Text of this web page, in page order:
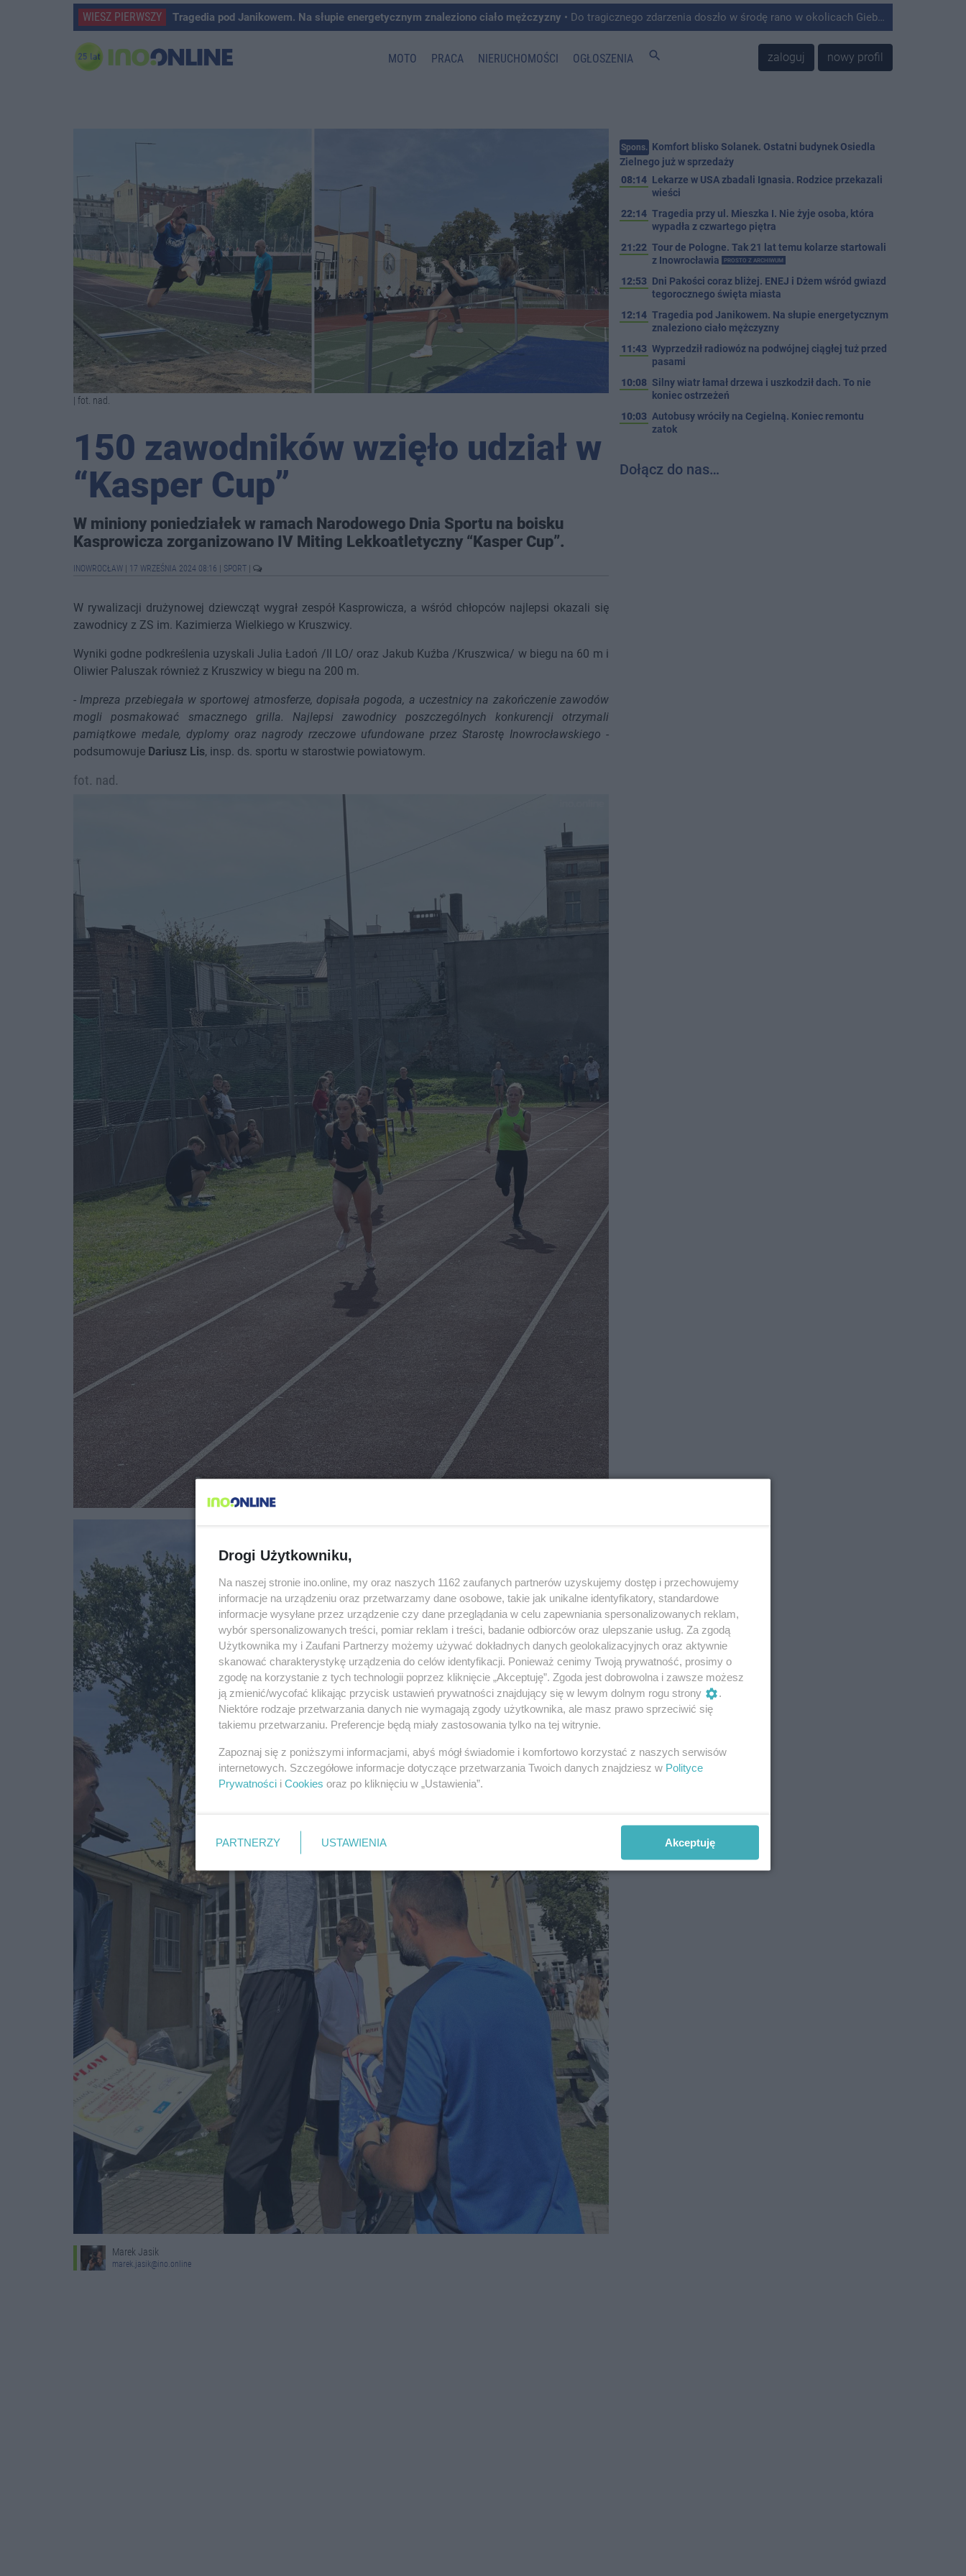
WIESZ PIERWSZY Tragedia pod Janikowem. Na słupie energetycznym znaleziono ciało mężczyzny • Do tragicznego zdarzenia doszło w środę rano w okolicach Giebni koło Janikowa. Wówczas na słupie energetycznym odnaleziono ciało mężczyzny.
MOTO PRACA NIERUCHOMOŚCI OGŁOSZENIA search zaloguj nowy profil
| fot. nad.
150 zawodników wzięło udział w
“Kasper Cup”
W miniony poniedziałek w ramach Narodowego Dnia Sportu na boisku
Kasprowicza zorganizowano IV Miting Lekkoatletyczny “Kasper Cup”.
INOWROCŁAW 17 WRZEŚNIA 2024 08:16 SPORT
W rywalizacji drużynowej dziewcząt wygrał zespół Kasprowicza, a wśród chłopców najlepsi okazali się
zawodnicy z ZS im. Kazimierza Wielkiego w Kruszwicy.
Wyniki godne podkreślenia uzyskali Julia Ładoń /II LO/ oraz Jakub Kuźba /Kruszwica/ w biegu na 60 m i
Oliwier Paluszak również z Kruszwicy w biegu na 200 m.
- Impreza przebiegała w sportowej atmosferze, dopisała pogoda, a uczestnicy na zakończenie zawodów
mogli posmakować smacznego grilla. Najlepsi zawodnicy poszczególnych konkurencji otrzymali
pamiątkowe medale, dyplomy oraz nagrody rzeczowe ufundowane przez Starostę Inowrocławskiego -
podsumowuje Dariusz Lis, insp. ds. sportu w starostwie powiatowym.
fot. nad.
Marek Jasik
marek.jasik@ino.online
Spons. Komfort blisko Solanek. Ostatni budynek Osiedla
Zielnego już w sprzedaży
08:14 Lekarze w USA zbadali Ignasia. Rodzice przekazali
wieści
22:14 Tragedia przy ul. Mieszka I. Nie żyje osoba, która
wypadła z czwartego piętra
21:22 Tour de Pologne. Tak 21 lat temu kolarze startowali
z Inowrocławia
PROSTO Z ARCHIWUM
12:53 Dni Pakości coraz bliżej. ENEJ i Dżem wśród gwiazd
tegorocznego święta miasta
12:14 Tragedia pod Janikowem. Na słupie energetycznym
znaleziono ciało mężczyzny
11:43 Wyprzedził radiowóz na podwójnej ciągłej tuż przed
pasami
10:08 Silny wiatr łamał drzewa i uszkodził dach. To nie
koniec ostrzeżeń
10:03 Autobusy wróciły na Cegielną. Koniec remontu
zatok
Dołącz do nas…
Drogi Użytkowniku,
Na naszej stronie ino.online, my oraz naszych 1162 zaufanych partnerów uzyskujemy dostęp i przechowujemy
informacje na urządzeniu oraz przetwarzamy dane osobowe, takie jak unikalne identyfikatory, standardowe
informacje wysyłane przez urządzenie czy dane przeglądania w celu zapewniania spersonalizowanych reklam,
wybór spersonalizowanych treści, pomiar reklam i treści, badanie odbiorców oraz ulepszanie usług. Za zgodą
Użytkownika my i Zaufani Partnerzy możemy używać dokładnych danych geolokalizacyjnych oraz aktywnie
skanować charakterystykę urządzenia do celów identyfikacji. Ponieważ cenimy Twoją prywatność, prosimy o
zgodę na korzystanie z tych technologii poprzez kliknięcie „Akceptuję”. Zgoda jest dobrowolna i zawsze możesz
ją zmienić/wycofać klikając przycisk ustawień prywatności znajdujący się w lewym dolnym rogu strony
.
Niektóre rodzaje przetwarzania danych nie wymagają zgody użytkownika, ale masz prawo sprzeciwić się
takiemu przetwarzaniu. Preferencje będą miały zastosowania tylko na tej witrynie.
Zapoznaj się z poniższymi informacjami, abyś mógł świadomie i komfortowo korzystać z naszych serwisów
internetowych. Szczegółowe informacje dotyczące przetwarzania Twoich danych znajdziesz w Polityce
Prywatności i Cookies oraz po kliknięciu w „Ustawienia”.
PARTNERZY USTAWIENIA Akceptuję